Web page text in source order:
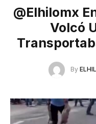
@elhilomx
Volcó
By